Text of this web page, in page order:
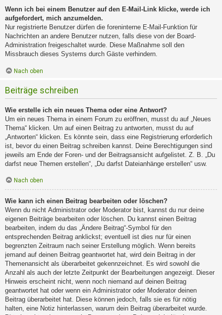
Wenn ich bei einem Benutzer auf den E-Mail-Link klicke, werde ich
aufgefordert, mich anzumelden.
Nur registrierte Benutzer dürfen die foreninterne E-Mail-Funktion für
Nachrichten an andere Benutzer nutzen, falls diese von der Board-
Administration freigeschaltet wurde. Diese Maßnahme soll den
Missbrauch dieses Systems durch Gäste verhindern.
Nach oben
Beiträge schreiben
Wie erstelle ich ein neues Thema oder eine Antwort?
Um ein neues Thema in einem Forum zu eröffnen, musst du auf „Neues
Thema“ klicken. Um auf einen Beitrag zu antworten, musst du auf
„Antworten“ klicken. Es könnte sein, dass eine Registrierung erforderlich
ist, bevor du einen Beitrag schreiben kannst. Deine Berechtigungen sind
jeweils am Ende der Foren- und der Beitragsansicht aufgelistet. Z. B. „Du
darfst neue Themen erstellen“, „Du darfst Dateianhänge erstellen“ usw.
Nach oben
Wie kann ich einen Beitrag bearbeiten oder löschen?
Wenn du nicht Administrator oder Moderator bist, kannst du nur deine
eigenen Beiträge bearbeiten oder löschen. Du kannst einen Beitrag
bearbeiten, indem du das „Ändere Beitrag“-Symbol für den
entsprechenden Beitrag anklickst; eventuell ist dies nur für einen
begrenzten Zeitraum nach seiner Erstellung möglich. Wenn bereits
jemand auf deinen Beitrag geantwortet hat, wird dein Beitrag in der
Themenansicht als überarbeitet gekennzeichnet. Es wird sowohl die
Anzahl als auch der letzte Zeitpunkt der Bearbeitungen angezeigt. Dieser
Hinweis erscheint nicht, wenn noch niemand auf deinen Beitrag
geantwortet hat oder wenn ein Administrator oder Moderator deinen
Beitrag überarbeitet hat. Diese können jedoch, falls sie es für nötig
halten, eine Notiz hinterlassen, warum dein Beitrag überarbeitet wurde.